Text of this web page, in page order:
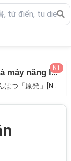
nhà máy năng lượng hạt nhân
N1